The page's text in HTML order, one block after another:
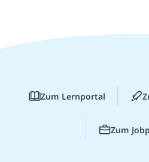
Zum Lernportal
Zum